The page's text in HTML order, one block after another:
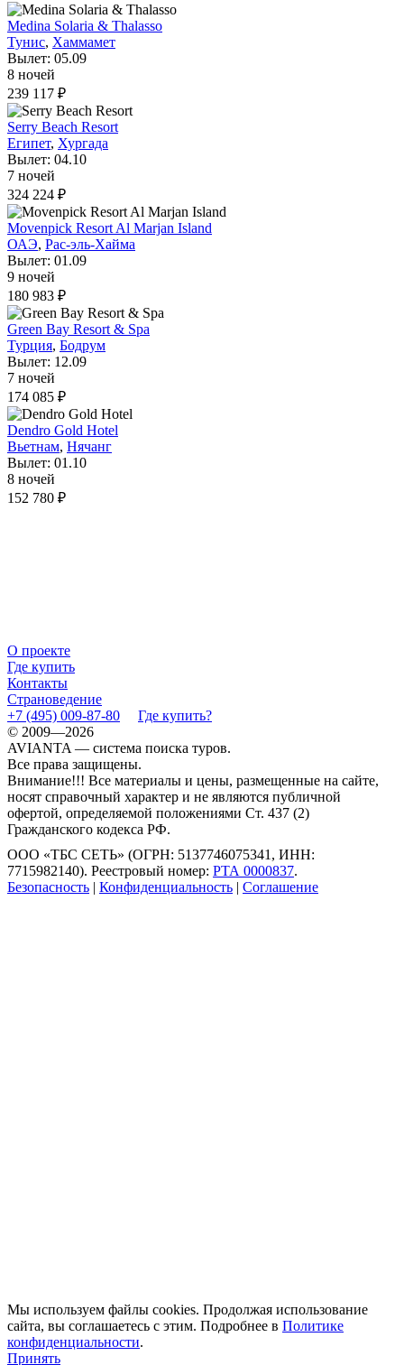
Medina Solaria & Thalasso
Тунис, Хаммамет
Вылет: 05.09
8 ночей
239 117 ₽
Serry Beach Resort
Египет, Хургада
Вылет: 04.10
7 ночей
324 224 ₽
Movenpick Resort Al Marjan Island
ОАЭ, Рас-эль-Хайма
Вылет: 01.09
9 ночей
180 983 ₽
Green Bay Resort & Spa
Турция, Бодрум
Вылет: 12.09
7 ночей
174 085 ₽
Dendro Gold Hotel
Вьетнам, Нячанг
Вылет: 01.10
8 ночей
152 780 ₽
О проекте
Где купить
Контакты
Страноведение
+7 (495) 009-87-80
Где купить?
© 2009—2026
AVIANTA — система поиска туров.
Все права защищены.
Внимание!!! Все материалы и цены, размещенные на сайте,
носят справочный характер и не являются публичной
офертой, определяемой положениями Ст. 437 (2)
Гражданского кодекса РФ.
ООО «ТБС СЕТЬ» (ОГРН: 5137746075341, ИНН:
7715982140). Реестровый номер: РТА 0000837.
Безопасность | Конфиденциальность | Соглашение
Мы используем файлы cookies. Продолжая использование
сайта, вы соглашаетесь с этим. Подробнее в Политике
конфиденциальности.
Принять